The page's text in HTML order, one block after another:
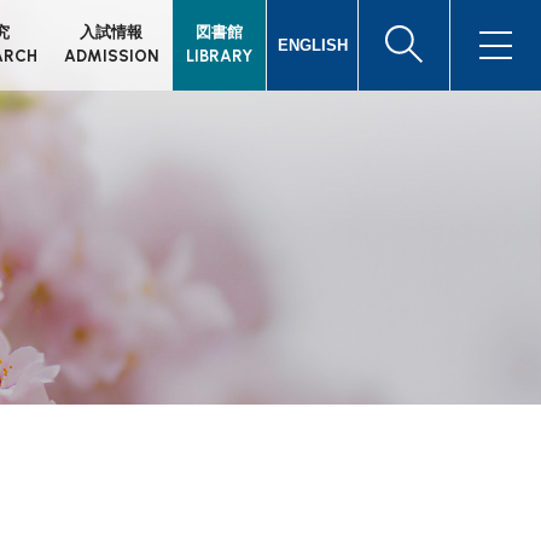
入試情報
ADMISSION
図書館
LIBRARY
ENGLISH